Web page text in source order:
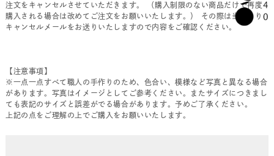
注文をキャンセルさせていただきます。 （購入制限のない商品だけで再度
購入される場合は改めてご注文をお願いいたします。） その際は当店より
キャンセルメールをお送りいたしますので内容をご確認ください。
【注意事項】
※一点一点すべて職人の手作りのため、色合い、模様など写真と異なる場合
があります。写真はイメージとしてご参考ください。またサイズにつきまし
ても表記のサイズと誤差がでる場合があります。予めご了承ください。
上記の点をご理解の上でご購入をお願いいたします。